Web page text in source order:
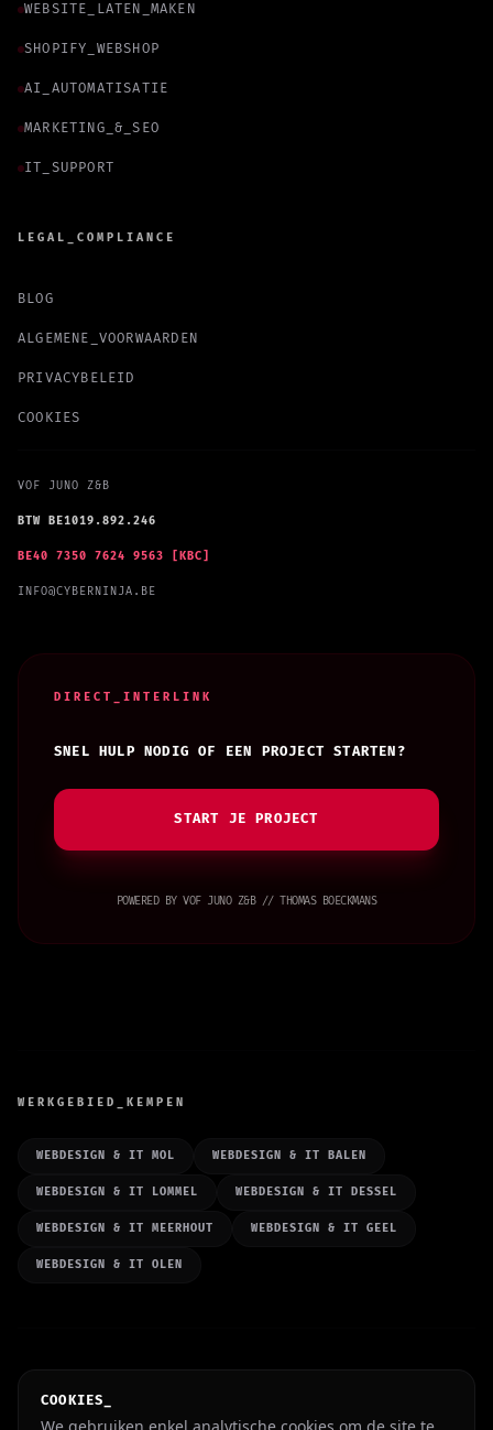
WEBSITE_LATEN_MAKEN
SHOPIFY_WEBSHOP
AI_AUTOMATISATIE
MARKETING_&_SEO
IT_SUPPORT
LEGAL_COMPLIANCE
BLOG
ALGEMENE_VOORWAARDEN
PRIVACYBELEID
COOKIES
VOF JUNO Z&B
BTW BE1019.892.246
BE40 7350 7624 9563 [KBC]
INFO@CYBERNINJA.BE
DIRECT_INTERLINK
SNEL HULP NODIG OF EEN PROJECT STARTEN?
START JE PROJECT
POWERED BY VOF JUNO Z&B // THOMAS BOECKMANS
WERKGEBIED_KEMPEN
WEBDESIGN & IT MOL WEBDESIGN & IT BALEN
WEBDESIGN & IT LOMMEL WEBDESIGN & IT DESSEL
WEBDESIGN & IT MEERHOUT WEBDESIGN & IT GEEL
WEBDESIGN & IT OLEN
© 2026 JUNO Z&B. ALL SYSTEMS OPERATIONAL.
Shopify® · Webflow® · Wix® Partner. Merknamen zijn eigendom van hun
COOKIES_